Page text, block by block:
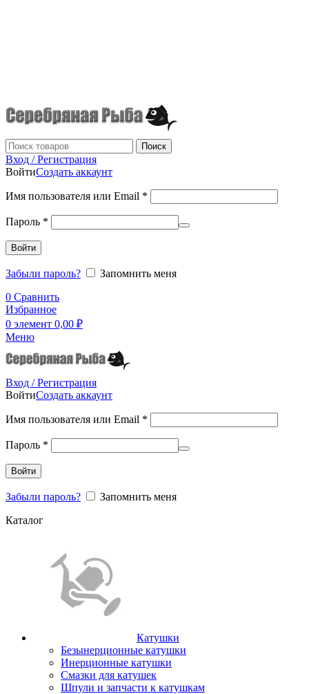
Поиск
Вход / Регистрация
ВойтиСоздать аккаунт
Имя пользователя или Email *
Пароль *
Войти
Забыли пароль?
Запомнить меня
0 Сравнить
Избранное
0 элемент 0,00 ₽
Меню
Вход / Регистрация
ВойтиСоздать аккаунт
Имя пользователя или Email *
Пароль *
Войти
Забыли пароль?
Запомнить меня
Каталог
Катушки
Безынерционные катушки
Инерционные катушки
Смазки для катушек
Шпули и запчасти к катушкам